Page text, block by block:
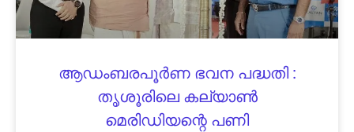
ആഡംബരപൂർണ ഭവന പദ്ധതി :
തൃശൂരിലെ കല്യാൺ
മെരിഡിയന്റെ പണി